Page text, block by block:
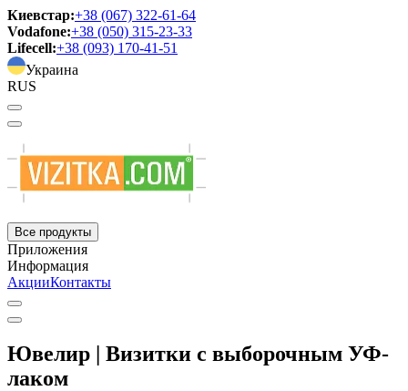
Киевстар:+38 (067) 322-61-64
Vodafone:+38 (050) 315-23-33
Lifecell:+38 (093) 170-41-51
Украина
RUS
Все продукты
Приложения
Информация
АкцииКонтакты
Ювелир | Визитки с выборочным УФ-
лаком